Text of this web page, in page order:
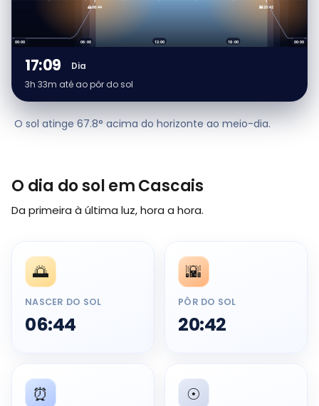
🌅 06:44 🌇 20:42
00:00 06:00 12:00 18:00 00:00
17:09
Dia
3h 33m até ao pôr do sol
O sol atinge 67.8° acima do horizonte ao meio-dia.
O dia do sol em Cascais
Da primeira à última luz, hora a hora.
🌅
NASCER DO SOL
06:44
🌇
PÔR DO SOL
20:42
⏰ ☉️